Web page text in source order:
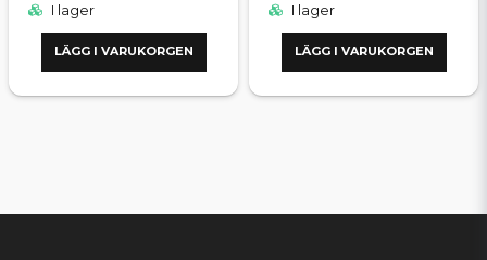
I lager
LÄGG I VARUKORGEN
I lager
LÄGG I VARUKORGEN